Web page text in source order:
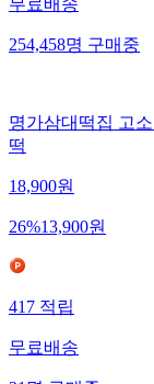
무료배송
254,458명구매중
명가삼대떡집 고
떡
18,900원
26%13,900원
417적립
무료배송